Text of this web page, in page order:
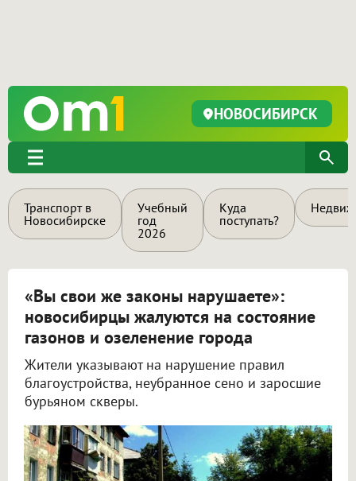
НОВОСИБИРСК
Транспорт в
Новосибирске
Учебный
год
2026
Куда
поступать?
«Вы свои же законы нарушаете»:
новосибирцы жалуются на состояние
газонов и озеленение города
Жители указывают на нарушение правил
благоустройства, неубранное сено и заросшие
бурьяном скверы.